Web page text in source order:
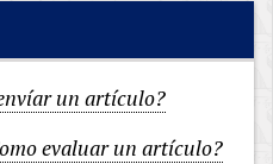
un artículo?
evaluar un artículo?